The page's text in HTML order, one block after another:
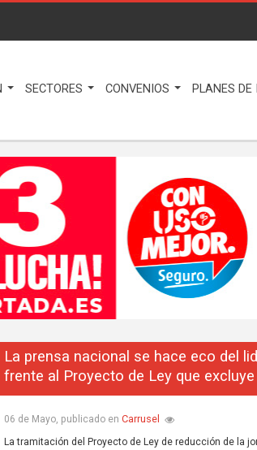
SECTORES CONVENIOS PLANES DE
La prensa nacional se hace eco del
frente al Proyecto de Ley que
06 de Mayo, publicado en Carrusel
La tramitación del Proyecto de Ley de reducción de la